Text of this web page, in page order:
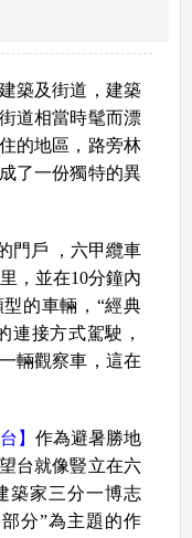
築及街道，建築
道相當時髦而漂
的地區，路旁林
了一份獨特的異
門戶 ，六甲纜車
，並在10分鐘內
的車輛，“經典
連接方式駕駛，
輛觀察車，這在
】 作為避暑勝地
台就像豎立在六
築家三分一博志
分”為主題的作